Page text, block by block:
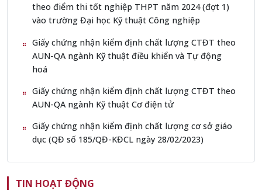
theo điểm thi tốt nghiệp THPT năm 2024 (đợt 1)
vào trường Đại học Kỹ thuật Công nghiệp
Giấy chứng nhận kiểm định chất lượng CTĐT theo
AUN-QA ngành Kỹ thuật điều khiển và Tự động
hoá
Giấy chứng nhận kiểm định chất lượng CTĐT theo
AUN-QA ngành Kỹ thuật Cơ điện tử
Giấy chứng nhận kiểm định chất lượng cơ sở giáo
dục (QĐ số 185/QĐ-KĐCL ngày 28/02/2023)
TIN HOẠT ĐỘNG